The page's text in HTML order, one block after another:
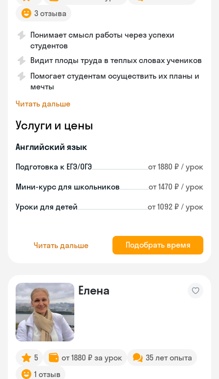
3 отзыва
Понимает смысл работы через успехи
студентов
Видит плоды труда в теплых словах учеников
Помогает студентам осуществить их планы и
мечты
Читать дальше
Услуги и цены
Английский язык
Подготовка к ЕГЭ/ОГЭ от 1880 ₽ / урок
Мини-курс для школьников от 1470 ₽ / урок
Уроки для детей от 1092 ₽ / урок
Читать дальше Подобрать время
Елена
5 от 1880 ₽ за урок
35 лет опыта
1 отзыв